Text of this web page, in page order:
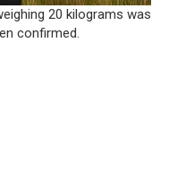
20 kilograms was
confirmed.